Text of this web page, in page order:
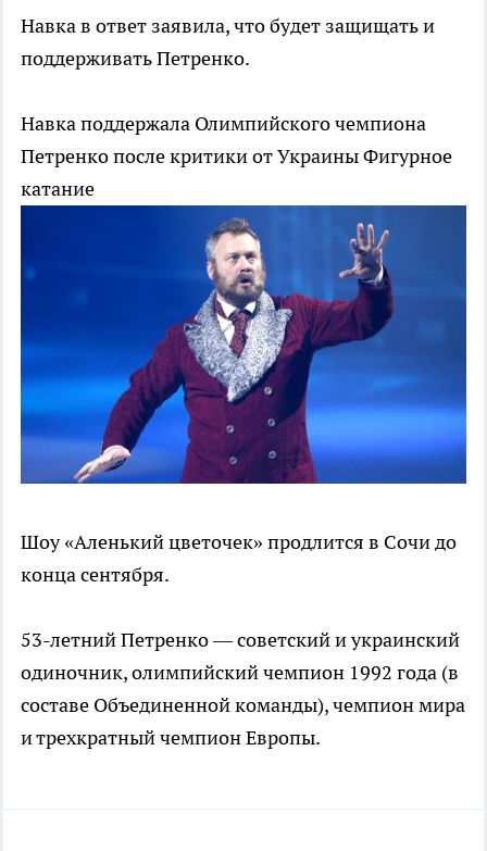
Навка в ответ заявила, что будет защищать и
поддерживать Петренко.
Навка поддержала Олимпийского чемпиона
Петренко после критики от УкраиныФигурное
катание
Шоу «Аленький цветочек» продлится в Сочи до
конца сентября.
53-летний Петренко — советский и украинский
одиночник, олимпийский чемпион 1992 года (в
составе Объединенной команды), чемпион мира
и трехкратный чемпион Европы.